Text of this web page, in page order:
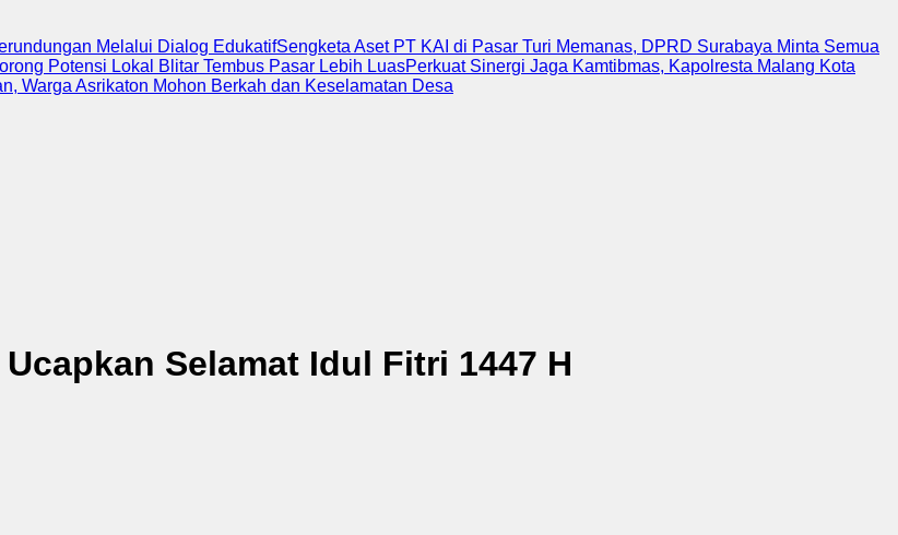
Melalui Dialog EdukatifSengketa Aset PT KAI di Pasar Turi Memanas, DPRD Surabaya Minta Semua
Potensi Lokal Blitar Tembus Pasar Lebih LuasPerkuat Sinergi Jaga Kamtibmas, Kapolresta Malang Kota
Warga Asrikaton Mohon Berkah dan Keselamatan Desa
Selamat Idul Fitri 1447 H